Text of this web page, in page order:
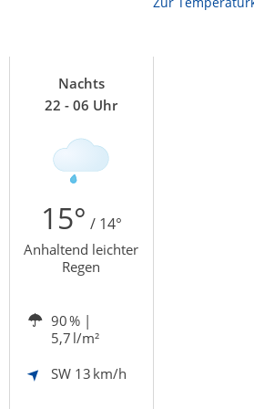
Nachts
22 - 06 Uhr
15° / 14°
Anhaltend leichter
Regen
90 % |
5,7 l/m²
SW 13 km/h